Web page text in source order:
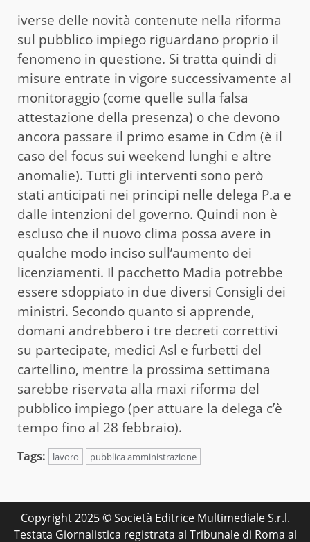
iverse delle novità contenute nella riforma
sul pubblico impiego riguardano proprio il
fenomeno in questione. Si tratta quindi di
misure entrate in vigore successivamente al
monitoraggio (come quelle sulla falsa
attestazione della presenza) o che devono
ancora passare il primo esame in Cdm (è il
caso del focus sui weekend lunghi e altre
anomalie). Tutti gli interventi sono però
stati anticipati nei principi nelle delega P.a e
dalle intenzioni del governo. Quindi non è
escluso che il nuovo clima possa avere in
qualche modo inciso sull’aumento dei
licenziamenti. Il pacchetto Madia potrebbe
essere sdoppiato in due diversi Consigli dei
ministri. Secondo quanto si apprende,
domani andrebbero i tre decreti correttivi
su partecipate, medici Asl e furbetti del
cartellino, mentre la prossima settimana
sarebbe riservata alla maxi riforma del
pubblico impiego (per attuare la delega c’è
tempo fino al 28 febbraio).
Tags: lavoro pubblica amministrazione
Copyright 2025 © Società Editrice Multimediale S.r.l.
Testata Giornalistica registrata al Tribunale di Roma al